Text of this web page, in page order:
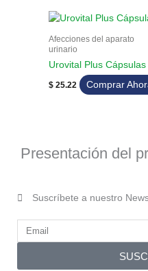
Afecciones del aparato
urinario
Urovital Plus Cápsulas
$ 25.22 Comprar
Presentación del
Suscríbete a nuestro